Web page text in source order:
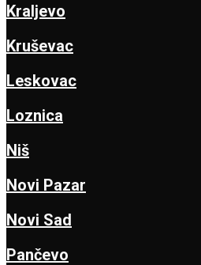
Kraljevo
Kruševac
Leskovac
Loznica
Niš
Novi Pazar
Novi Sad
Pančevo